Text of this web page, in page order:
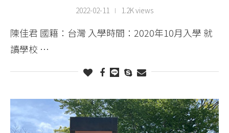
2022-02-11 1.2K views
陳佳君 國籍：台灣 入學時間：2020年10月入學 就
讀學校 …